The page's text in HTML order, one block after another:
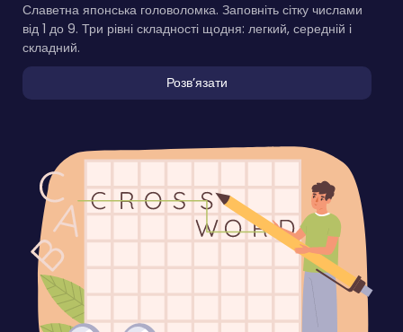
Славетна японська головоломка. Заповніть сітку числами
від 1 до 9. Три рівні складності щодня: легкий, середній і
складний.
Розвʼязати